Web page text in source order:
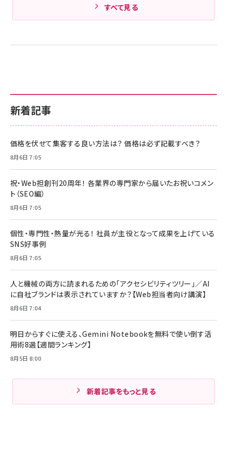
新着記事
価格を伏せて集客する良い方法は？ 価格は必ず記載すべき？
8月6日 7:05
祝・Web担創刊20周年！ 各業界の専門家から届いたお祝いコメン
ト（SEO編）
8月6日 7:05
個性・専門性・熱量が光る！ 社員が主役となって成果を上げている
SNS好事例
8月6日 7:05
人と機械の両方に読まれるための「アクセシビリティツリー」／AI
に自社ブランドは表示されていますか？【Web担当者向け講演】
8月6日 7:04
明日からすぐに使える、Gemini Notebookを無料で使い倒す活
用術8選【週間ランキング】
8月5日 8:00
新着記事をもっと見る
すべて見る